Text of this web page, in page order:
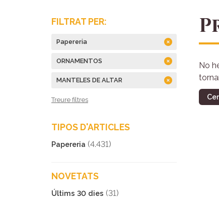
No
FILTRAT PER:
Papereria
ORNAMENTOS
MANTELES DE ALTAR
Treure filtres
TIPOS D'ARTICLES
Papereria (4.431)
NOVETATS
Últims 30 dies (31)